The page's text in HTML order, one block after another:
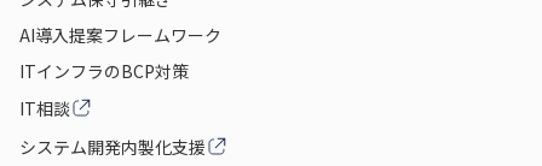
AI導入提案フレームワーク
ITインフラのBCP対策
IT相談
システム開発内製化支援